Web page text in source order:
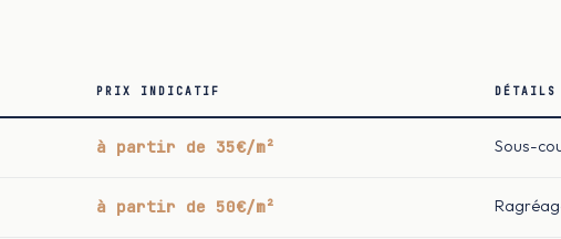
PRIX INDICATIF DÉTAILS
à partir de 35€/m² Sous-
à partir de 50€/m²